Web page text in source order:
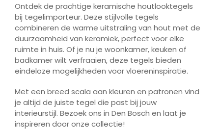
Ontdek de prachtige keramische houtlooktegels
bij tegelimporteur. Deze stijlvolle tegels
combineren de warme uitstraling van hout met de
duurzaamheid van keramiek, perfect voor elke
ruimte in huis. Of je nu je woonkamer, keuken of
badkamer wilt verfraaien, deze tegels bieden
eindeloze mogelijkheden voor vloereninspiratie.
Met een breed scala aan kleuren en patronen vind
je altijd de juiste tegel die past bij jouw
interieurstijl. Bezoek ons in Den Bosch en laat je
inspireren door onze collectie!